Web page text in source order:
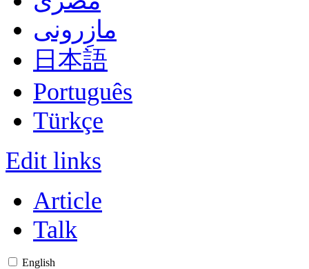
مازِرونی
日本語
Português
Türkçe
Edit links
Article
Talk
English